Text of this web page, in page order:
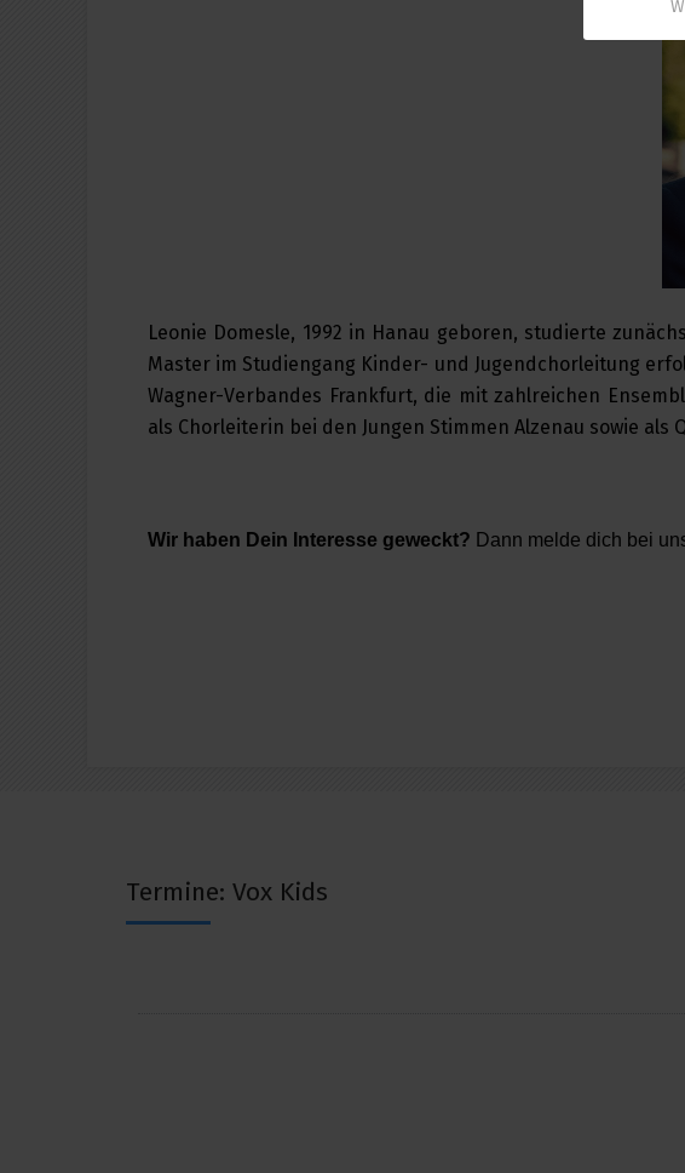
Leonie Domesle, 1992 in Hanau geboren, studierte
Master im Studiengang Kinder- und Jugendchorleitung
Wagner-Verbandes Frankfurt, die mit zahlreichen
als Chorleiterin bei den Jungen Stimmen Alzenau sowie
Wir haben Dein Interesse geweckt? Dann melde dich bei
Termine: Vox Kids